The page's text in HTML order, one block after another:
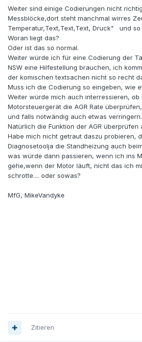
Weiter sind einige Codierungen nicht
Messblöcke,dort steht manchmal wirres
Temperatur,Text,Text,Text, Druck" und so
Woran liegt das?
Oder ist das so normal.
Weiter würde ich für eine Codierung der
NSW eine Hilfestellung brauchen, ich
der komischen textsachen nicht so recht
Muss ich die Codierung so eingeben, wie
Weiter würde mich auch interressieren, ob
Motorsteuergerät die AGR Rate
und falls notwändig auch etwas verringern.
Natürlich die Funktion der AGR überprüfen
Habe mich nicht getraut daszu probieren,
Diagnosetoolja die Standheizung auch
was würde dann passieren, wenn ich ins
gehe,wenn der Motor läuft, nicht das ich
schrotte.... oder sowas?
MfG, MikeVandyke
Zitieren